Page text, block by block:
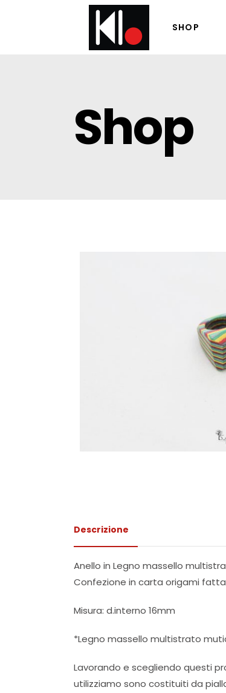
SHOP
Shop
Descrizione
Anello in Legno massello
Confezione in carta origami
Misura: d.interno 16mm
*Legno massello multistrato
Lavorando e scegliendo questi
utilizziamo sono costituiti da